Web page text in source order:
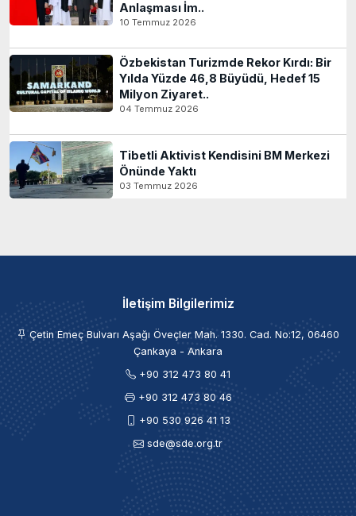
Anlaşması İm..
10 Temmuz 2026
Özbekistan Turizmde Rekor Kırdı: Bir
Yılda Yüzde 46,8 Büyüdü, Hedef 15
Milyon Ziyaret..
04 Temmuz 2026
Tibetli Aktivist Kendisini BM Merkezi
Önünde Yaktı
03 Temmuz 2026
İletişim Bilgilerimiz
Çetin Emeç Bulvarı Aşağı Öveçler Mah. 1330. Cad. No:12, 06460
Çankaya - Ankara
+90 312 473 80 41
+90 312 473 80 46
+90 530 926 41 13
sde@sde.org.tr